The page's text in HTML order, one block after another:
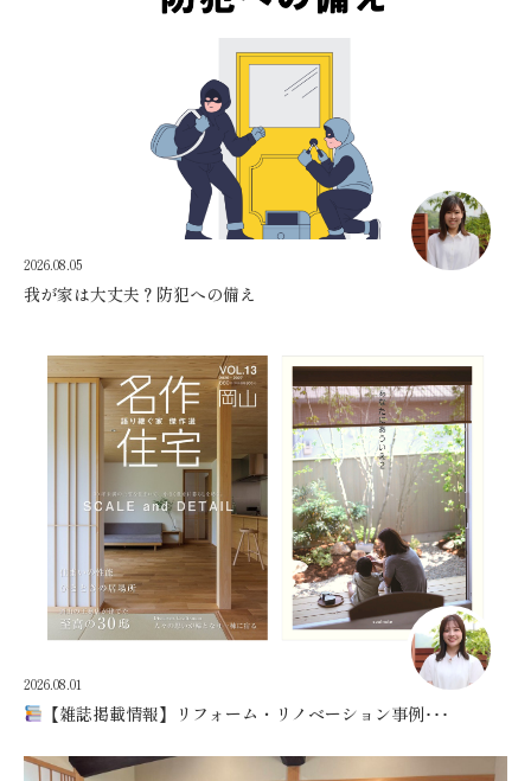
2026.08.05
我が家は大丈夫？防犯への備え
2026.08.01
【雑誌掲載情報】リフォーム・リノベーション事例･･･